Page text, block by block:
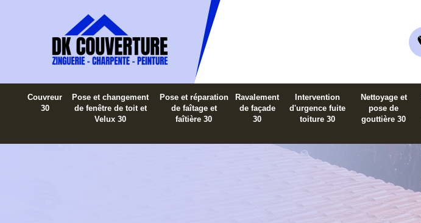
Couvreur
30
Pose et changement
de fenêtre de toit et
Velux 30
Pose et réparation
de faîtage et
faîtière 30
Ravalement
de façade
30
Intervention
d'urgence fuite
toiture 30
Nettoyage et
pose de
gouttière 30